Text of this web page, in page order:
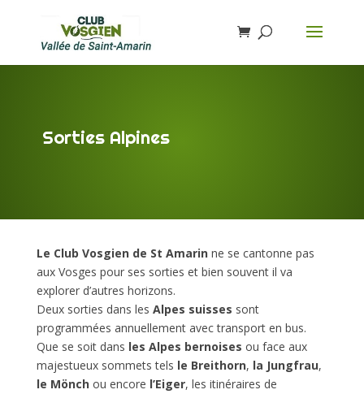
Sorties Alpines
Le Club Vosgien de St Amarinne se cantonne pas
aux Vosges pour ses sorties et bien souvent il va
explorer d’autres horizons.
Deux sorties dans les Alpes suisses sont
programmées annuellement avec transport en bus.
Que se soit dans les Alpes bernoises ou face aux
majestueux sommets tels le Breithorn, la Jungfrau,
le Mönchou encore l’Eiger, les itinéraires de